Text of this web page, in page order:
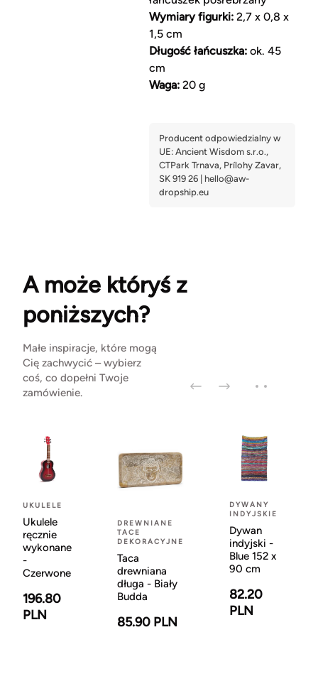
Wymiary figurki:2,7 x 0,8 x
1,5 cm
Długość łańcuszka:ok. 45
cm
Waga:20 g
A może któryś z
poniższych?
Małe inspiracje, które mogą
Cię zachwycić – wybierz
coś, co dopełni Twoje
zamówienie.
UKULELE
Ukulele
ręcznie
wykonane
-
Czerwone
196.80
PLN
DREWNIANE
TACE
DEKORACYJNE
Taca
drewniana
długa - Biały
Budda
85.90 PLN
DYWANY
INDYJSKIE
Dywan
indyjski -
Blue 152 x
90 cm
82.20
PLN